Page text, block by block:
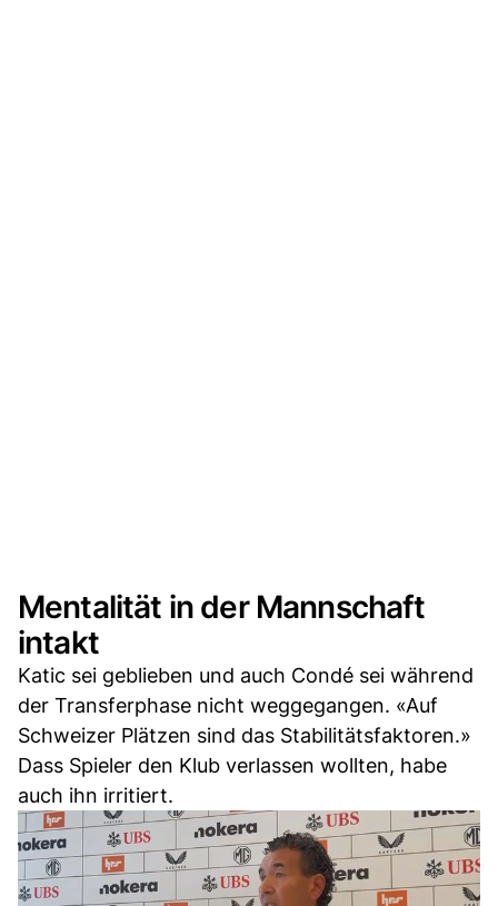
Mentalität in der Mannschaft
intakt
Katic sei geblieben und auch Condé sei während
der Transferphase nicht weggegangen. «Auf
Schweizer Plätzen sind das Stabilitätsfaktoren.»
Dass Spieler den Klub verlassen wollten, habe
auch ihn irritiert.